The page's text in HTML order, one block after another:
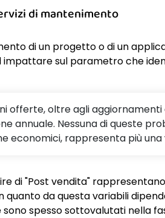
di mantenimento
di un progetto o di un
impattare sul parametro che
offerte, oltre agli
annuale. Nessuna di queste
economici, rappresenta più
di "Post vendita"
quanto da questa variabili
spesso sottovalutati nella